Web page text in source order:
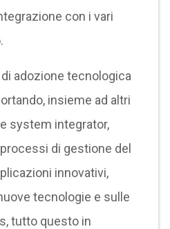
con i vari
adozione tecnologica
insieme ad altri
system integrator,
di gestione del
innovativi,
tecnologie e sulle
tutto questo in